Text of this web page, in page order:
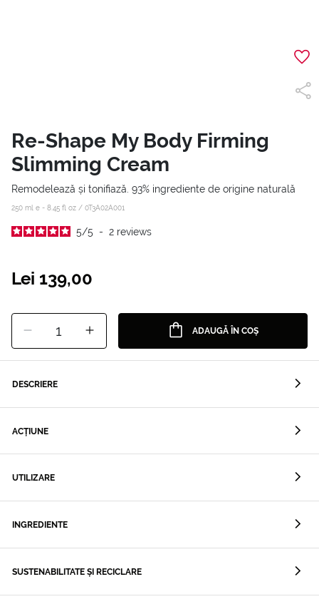
Re-Shape My Body Firming
Slimming Cream
Remodelează și tonifiază. 93% ingrediente de origine naturală
250 ml e - 8.45 fl oz / 0T3A02A001
5/5 - 2 reviews
Lei 139,00
1 ADAUGĂ ÎN COȘ
DESCRIERE
ACȚIUNE
UTILIZARE
INGREDIENTE
SUSTENABILITATE ȘI RECICLARE